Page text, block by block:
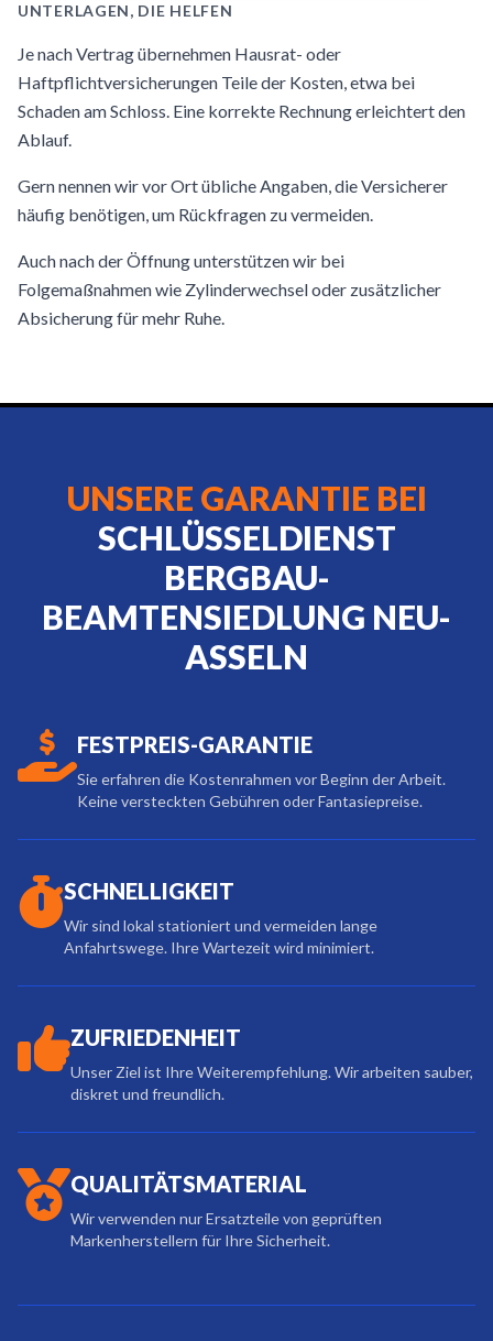
UNTERLAGEN, DIE HELFEN
Je nach Vertrag übernehmen Hausrat- oder
Haftpflichtversicherungen Teile der Kosten, etwa bei
Schaden am Schloss. Eine korrekte Rechnung erleichtert den
Ablauf.
Gern nennen wir vor Ort übliche Angaben, die Versicherer
häufig benötigen, um Rückfragen zu vermeiden.
Auch nach der Öffnung unterstützen wir bei
Folgemaßnahmen wie Zylinderwechsel oder zusätzlicher
Absicherung für mehr Ruhe.
UNSERE GARANTIE BEI
SCHLÜSSELDIENST
BERGBAU-
BEAMTENSIEDLUNG NEU-
ASSELN
FESTPREIS-GARANTIE
Sie erfahren die Kostenrahmen vor Beginn der Arbeit.
Keine versteckten Gebühren oder Fantasiepreise.
SCHNELLIGKEIT
Wir sind lokal stationiert und vermeiden lange
Anfahrtswege. Ihre Wartezeit wird minimiert.
ZUFRIEDENHEIT
Unser Ziel ist Ihre Weiterempfehlung. Wir arbeiten sauber,
diskret und freundlich.
QUALITÄTSMATERIAL
Wir verwenden nur Ersatzteile von geprüften
Markenherstellern für Ihre Sicherheit.